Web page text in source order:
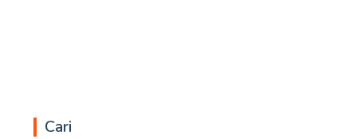
Cari